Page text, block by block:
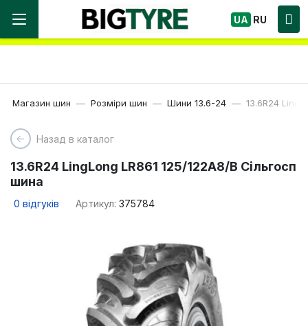
Ми працюємо! Великий вибір Шин, швидка
доставка по Україні!
UA RU
Магазин шин Розміри шин Шини 13.6-24 13.6R24
Назад в каталог
13.6R24 LingLong LR861 125/122A8/B Сільгосп
шина
0 відгуків Артикул: 375784